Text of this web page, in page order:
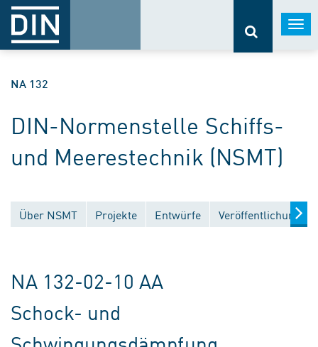
NA 132
DIN-Normenstelle Schiffs-
und Meerestechnik (NSMT)
Über NSMT Projekte Entwürfe Veröffentlichungen
NA 132-02-10 AA
Schock- und